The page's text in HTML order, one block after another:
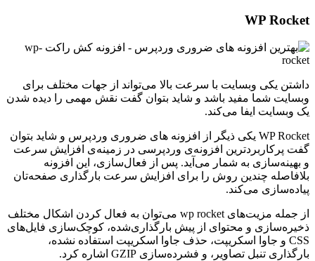
WP Rocket
داشتن یکی وبسایت با سرعت بالا می‌تواند از جهات مختلف برای
وبسایت شما مفید باشد و شاید بتوان گفت نقش مهمی را دیده شدن
یک وبسایت ایفا می‌کند.
WP Rocket یکی ذیگر از افزونه های ضروری وردپرس و شاید بتوان
گفت پرکاربرد‌ترین افزونه‌ی وردپرسی در زمینه‌ی افزایش سرعت
و بهینه‌سازی به شمار می‌آید. پس از فعال‌سازی، این افزونه
بلافاصله چندین روش را برای افزایش سرعت بارگذاری صفحه‌تان
پیاده‌سازی می‌کند.
از جمله مزیت‌های wp rocket می‌توان به فعال کردن اشکال مختلف
ذخیره‌سازی و محتوای از پیش بارگذاری‌شده، کوچک‌سازی فایل‌های
CSS و جاوا اسکریپت، حذف جاوا اسکریپت استفاده نشده،
بارگذاری تنبل تصاویر، و فشرده‌سازی GZIP اشاره کرد.